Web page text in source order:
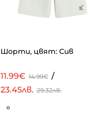
Шорти, цвят: Сив
11.99€ 14.99€ /
23.45лв. 29.32лв.